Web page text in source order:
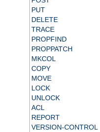
PUT
DELETE
TRACE
PROPFIND
PROPPATCH
MKCOL
COPY
MOVE
LOCK
UNLOCK
ACL
REPORT
VERSION-CONTROL